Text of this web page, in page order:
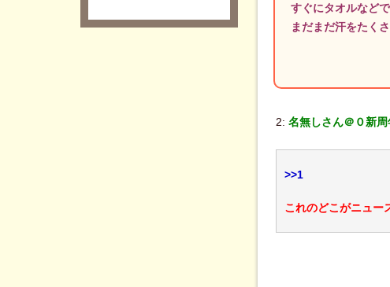
すぐにタオルなど
まだまだ汗をたく
2: 名無しさん＠０新
>>1
これのどこがニュー